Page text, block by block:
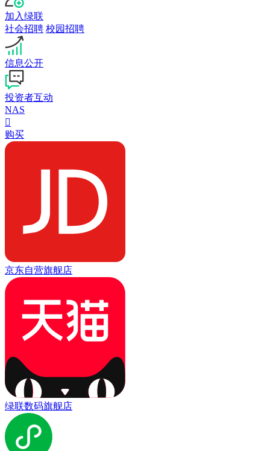
加入绿联
社会招聘 校园招聘
信息公开
投资者互动
NAS

购买
京东自营旗舰店
绿联数码旗舰店